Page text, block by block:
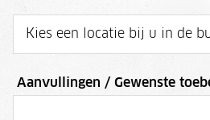
Aanvullingen / Gewenste